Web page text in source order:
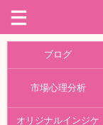
ブログ
市場心理分析
オリジナルインジケ